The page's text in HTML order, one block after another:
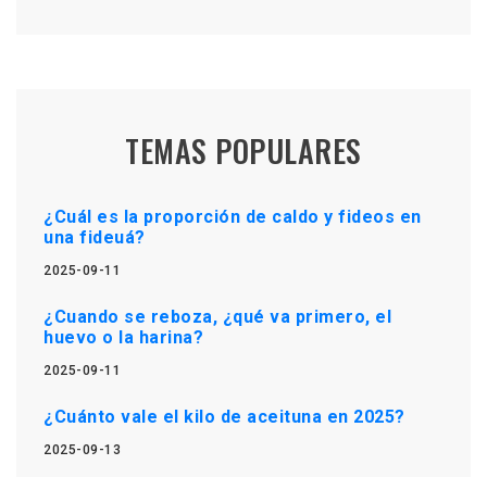
TEMAS POPULARES
¿Cuál es la proporción de caldo y fideos en
una fideuá?
2025-09-11
¿Cuando se reboza, ¿qué va primero, el
huevo o la harina?
2025-09-11
¿Cuánto vale el kilo de aceituna en 2025?
2025-09-13